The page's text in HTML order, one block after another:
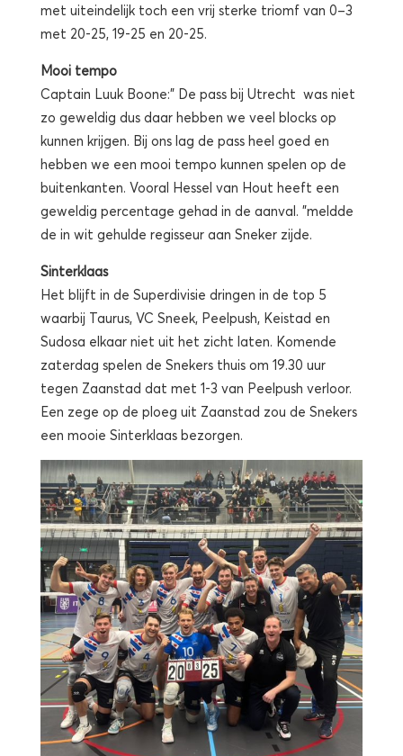
met uiteindelijk toch een vrij sterke triomf van 0–3
met 20-25, 19-25 en 20-25.
Mooi tempo
Captain Luuk Boone:” De pass bij Utrecht was niet
zo geweldig dus daar hebben we veel blocks op
kunnen krijgen. Bij ons lag de pass heel goed en
hebben we een mooi tempo kunnen spelen op de
buitenkanten. Vooral Hessel van Hout heeft een
geweldig percentage gehad in de aanval. ”meldde
de in wit gehulde regisseur aan Sneker zijde.
Sinterklaas
Het blijft in de Superdivisie dringen in de top 5
waarbij Taurus, VC Sneek, Peelpush, Keistad en
Sudosa elkaar niet uit het zicht laten. Komende
zaterdag spelen de Snekers thuis om 19.30 uur
tegen Zaanstad dat met 1-3 van Peelpush verloor.
Een zege op de ploeg uit Zaanstad zou de Snekers
een mooie Sinterklaas bezorgen.